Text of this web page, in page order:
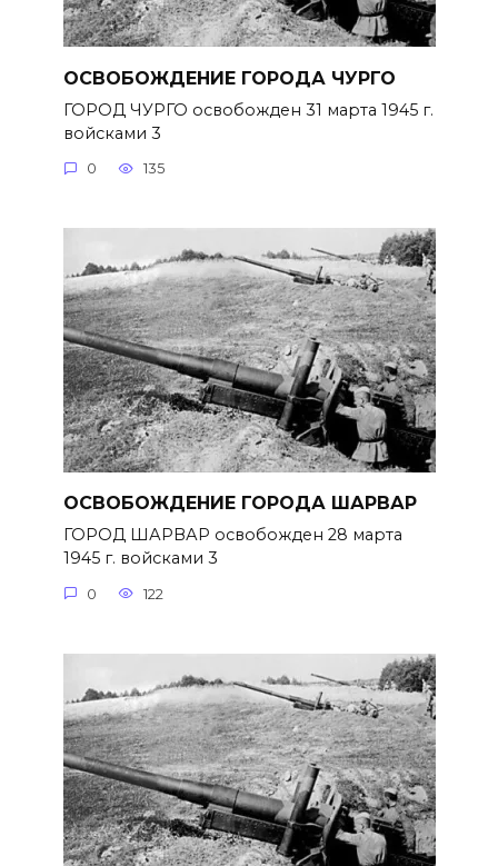
ОСВОБОЖДЕНИЕ ГОРОДА ЧУРГО
ГОРОД ЧУРГО освобожден 31 марта 1945 г.
войсками 3
0 135
ОСВОБОЖДЕНИЕ ГОРОДА ШАРВАР
ГОРОД ШАРВАР освобожден 28 марта
1945 г. войсками 3
0 122